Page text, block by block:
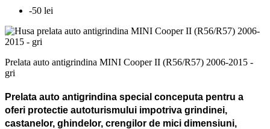
-50 lei
Prelata auto antigrindina MINI Cooper II (R56/R57) 2006-2015 -
gri
Prelata auto antigrindina special conceputa pentru a
oferi protectie autoturismului impotriva grindinei,
castanelor, ghindelor, crengilor de mici dimensiuni,